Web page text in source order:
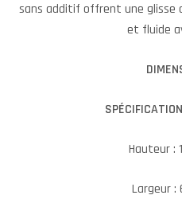
sans additif offrent une glisse
et fluide
Hauteur :
Largeur :